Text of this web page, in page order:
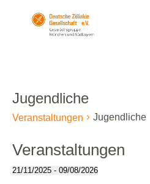
Jugendliche
Veranstaltungen Jugendliche
Veranstaltungen
21/11/2025 - 09/08/2026